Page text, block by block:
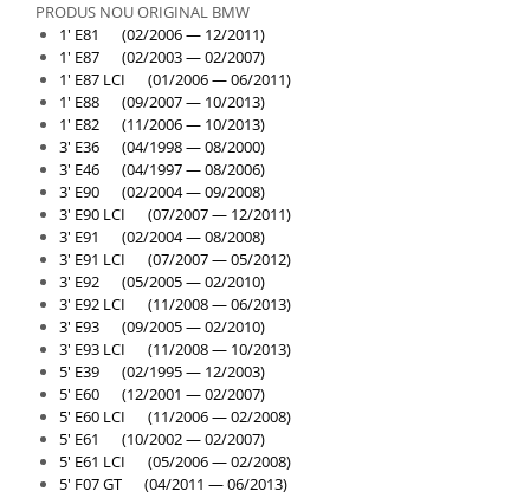
PRODUS NOU ORIGINAL BMW
1' E81 (02/2006 — 12/2011)
1' E87 (02/2003 — 02/2007)
1' E87 LCI (01/2006 — 06/2011)
1' E88 (09/2007 — 10/2013)
1' E82 (11/2006 — 10/2013)
3' E36 (04/1998 — 08/2000)
3' E46 (04/1997 — 08/2006)
3' E90 (02/2004 — 09/2008)
3' E90 LCI (07/2007 — 12/2011)
3' E91 (02/2004 — 08/2008)
3' E91 LCI (07/2007 — 05/2012)
3' E92 (05/2005 — 02/2010)
3' E92 LCI (11/2008 — 06/2013)
3' E93 (09/2005 — 02/2010)
3' E93 LCI (11/2008 — 10/2013)
5' E39 (02/1995 — 12/2003)
5' E60 (12/2001 — 02/2007)
5' E60 LCI (11/2006 — 02/2008)
5' E61 (10/2002 — 02/2007)
5' E61 LCI (05/2006 — 02/2008)
5' F07 GT (04/2011 — 06/2013)